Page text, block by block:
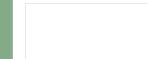
Casting film